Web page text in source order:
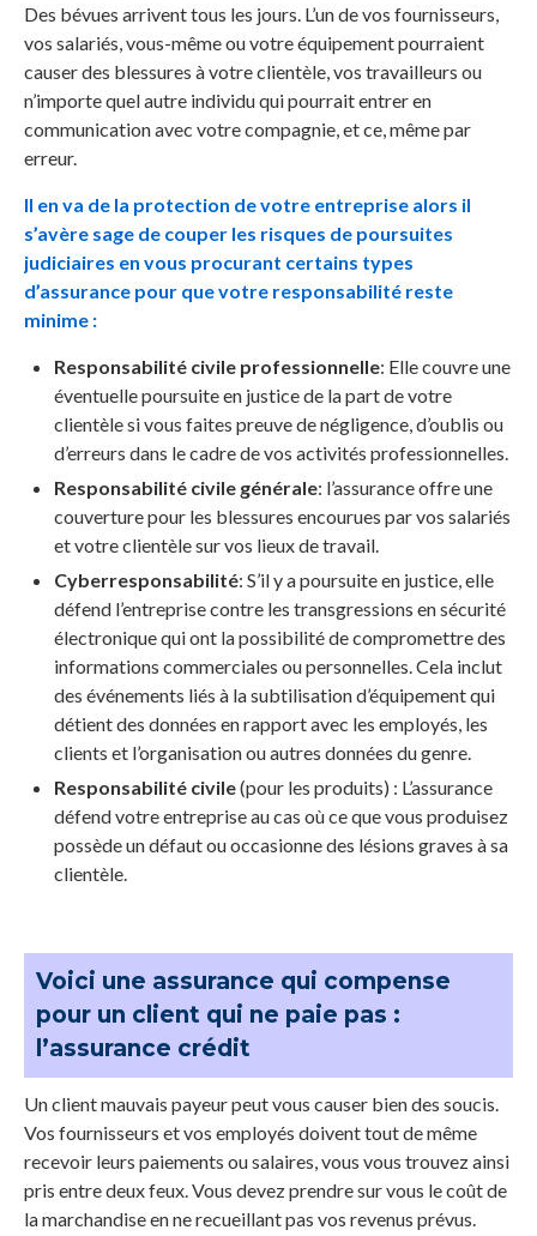
Des bévues arrivent tous les jours. L’un de vos fournisseurs,
vos salariés, vous-même ou votre équipement pourraient
causer des blessures à votre clientèle, vos travailleurs ou
n’importe quel autre individu qui pourrait entrer en
communication avec votre compagnie, et ce, même par
erreur.
Il en va de la protection de votre entreprise alors il
s’avère sage de couper les risques de poursuites
judiciaires en vous procurant certains types
d’assurance pour que votre responsabilité reste
minime :
Responsabilité civile professionnelle: Elle couvre une
éventuelle poursuite en justice de la part de votre
clientèle si vous faites preuve de négligence, d’oublis ou
d’erreurs dans le cadre de vos activités professionnelles.
Responsabilité civile générale: l’assurance offre une
couverture pour les blessures encourues par vos salariés
et votre clientèle sur vos lieux de travail.
Cyberresponsabilité: S’il y a poursuite en justice, elle
défend l’entreprise contre les transgressions en sécurité
électronique qui ont la possibilité de compromettre des
informations commerciales ou personnelles. Cela inclut
des événements liés à la subtilisation d’équipement qui
détient des données en rapport avec les employés, les
clients et l’organisation ou autres données du genre.
Responsabilité civile(pour les produits) : L’assurance
défend votre entreprise au cas où ce que vous produisez
possède un défaut ou occasionne des lésions graves à sa
clientèle.
Voici une assurance qui compense
pour un client qui ne paie pas :
l’assurance crédit
Un client mauvais payeur peut vous causer bien des soucis.
Vos fournisseurs et vos employés doivent tout de même
recevoir leurs paiements ou salaires, vous vous trouvez ainsi
pris entre deux feux. Vous devez prendre sur vous le coût de
la marchandise en ne recueillant pas vos revenus prévus.